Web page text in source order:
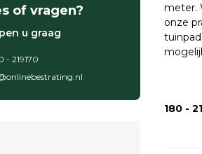
of vragen?
u graag
- 219170
meter.
onze
180 -